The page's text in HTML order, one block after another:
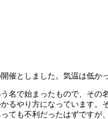
催としました。気温は低か
名で始まったもので、その
るやり方になっています
ても不利だったはずです